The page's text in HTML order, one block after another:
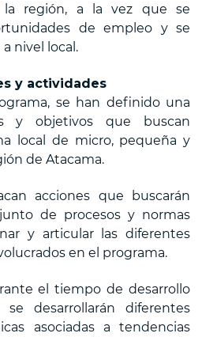
la región, a la vez que se
de empleo y se
nivel local.
y actividades
se han definido una
y objetivos que buscan
local de micro, pequeña y
de Atacama.
acciones que buscarán
de procesos y normas
y articular las diferentes
en el programa.
el tiempo de desarrollo
desarrollarán diferentes
asociadas a tendencias